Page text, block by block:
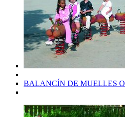
BALANCÍN DE MUELLES